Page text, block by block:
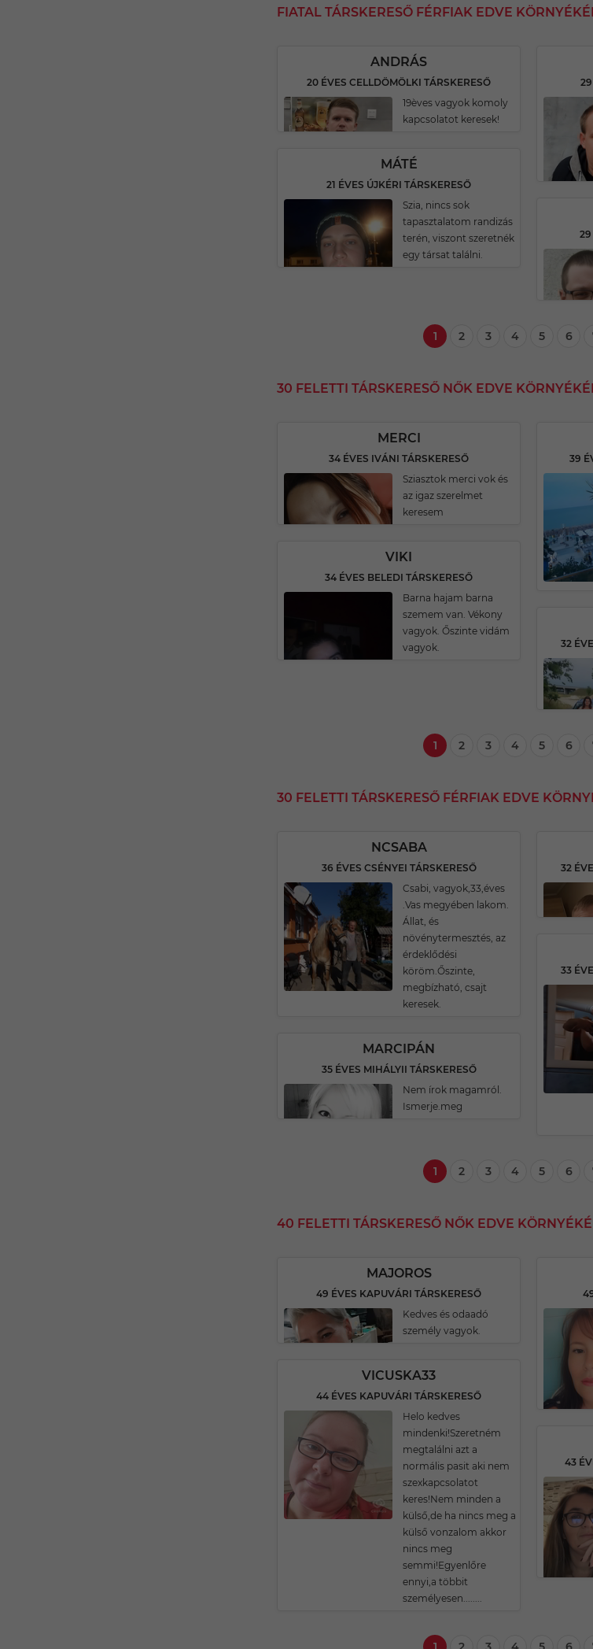
FIATAL TÁRSKERESŐ FÉRFIAK EDVE
ANDRÁS
20 ÉVES CELLDÖMÖLKI TÁRSKERESŐ
19èves vagyok komoly
kapcsolatot keresek!
MÁTÉ
21 ÉVES ÚJKÉRI TÁRSKERESŐ
Szia, nincs sok
tapasztalatom randizás
terén, viszont szeretnék
egy társat találni.
29
1 2 3 4 5 6
30 FELETTI TÁRSKERESŐ NŐK EDVE
MERCI
34 ÉVES IVÁNI TÁRSKERESŐ
Sziasztok merci vok és
az igaz szerelmet
keresem
VIKI
34 ÉVES BELEDI TÁRSKERESŐ
Barna hajam barna
szemem van. Vékony
vagyok. Őszinte vidám
vagyok.
39
1 2 3 4 5 6
30 FELETTI TÁRSKERESŐ FÉRFIAK EDVE
NCSABA
36 ÉVES CSÉNYEI TÁRSKERESŐ
Csabi, vagyok,33,éves
.Vas megyében lakom.
Állat, és
növénytermesztés, az
érdeklődési
köröm.Őszinte,
megbízható, csajt
keresek.
MARCIPÁN
35 ÉVES MIHÁLYII TÁRSKERESŐ
Nem írok magamról.
Ismerje.meg
1 2 3 4 5 6
40 FELETTI TÁRSKERESŐ NŐK EDVE
MAJOROS
49 ÉVES KAPUVÁRI TÁRSKERESŐ
Kedves és odaadó
személy vagyok.
VICUSKA33
44 ÉVES KAPUVÁRI TÁRSKERESŐ
Helo kedves
mindenki!Szeretném
megtalálni azt a
normális pasit aki nem
szexkapcsolatot
keres!Nem minden a
külső,de ha nincs meg a
külső vonzalom akkor
nincs meg
semmi!Egyenlőre
ennyi,a többit
személyesen........
43